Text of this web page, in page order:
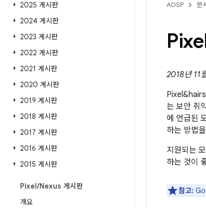
2025 게시판
2024 게시판
2023 게시판
2022 게시판
2021 게시판
2020 게시판
2019 게시판
2018 게시판
2017 게시판
2016 게시판
2015 게시판
Pixel/Nexus 게시판
개요
AOSP 문
2018년 11
는 보안 취
에 언급된
하는 방법
지원되는
하는 것이
참고: